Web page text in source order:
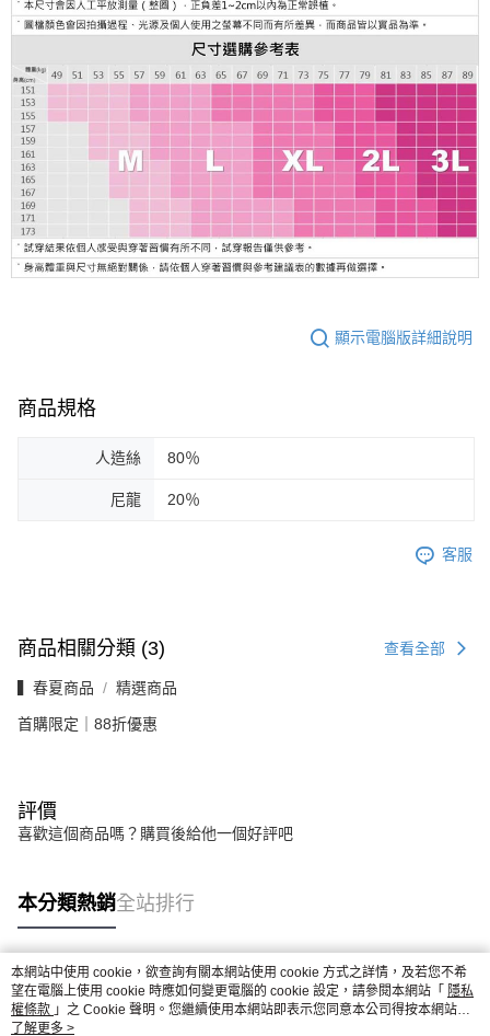
顯示電腦版詳細說明
商品規格
人造絲 80％
尼龍 20％
客服
商品相關分類 (3) 查看全部
▍春夏商品 精選商品
首購限定｜88折優惠
評價
喜歡這個商品嗎？購買後給他一個好評吧
本分類熱銷全站排行
熱門標籤
本網站中使用 cookie，欲查詢有關本網站使用 cookie 方式之詳情，及若您不希
望在電腦上使用 cookie 時應如何變更電腦的 cookie 設定，請參閱本網站「 隱私
權條款 」之 Cookie 聲明。您繼續使用本網站即表示您同意本公司得按本網站使
用條款之 Cookie 聲明使用 cookie。
了解更多 >